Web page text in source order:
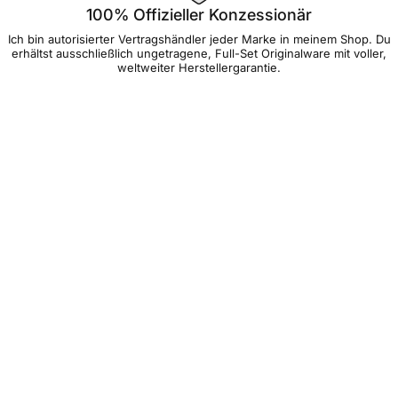
100% Offizieller Konzessionär
Ich bin autorisierter Vertragshändler jeder Marke in meinem Shop. Du
erhältst ausschließlich ungetragene, Full-Set Originalware mit voller,
weltweiter Herstellergarantie.